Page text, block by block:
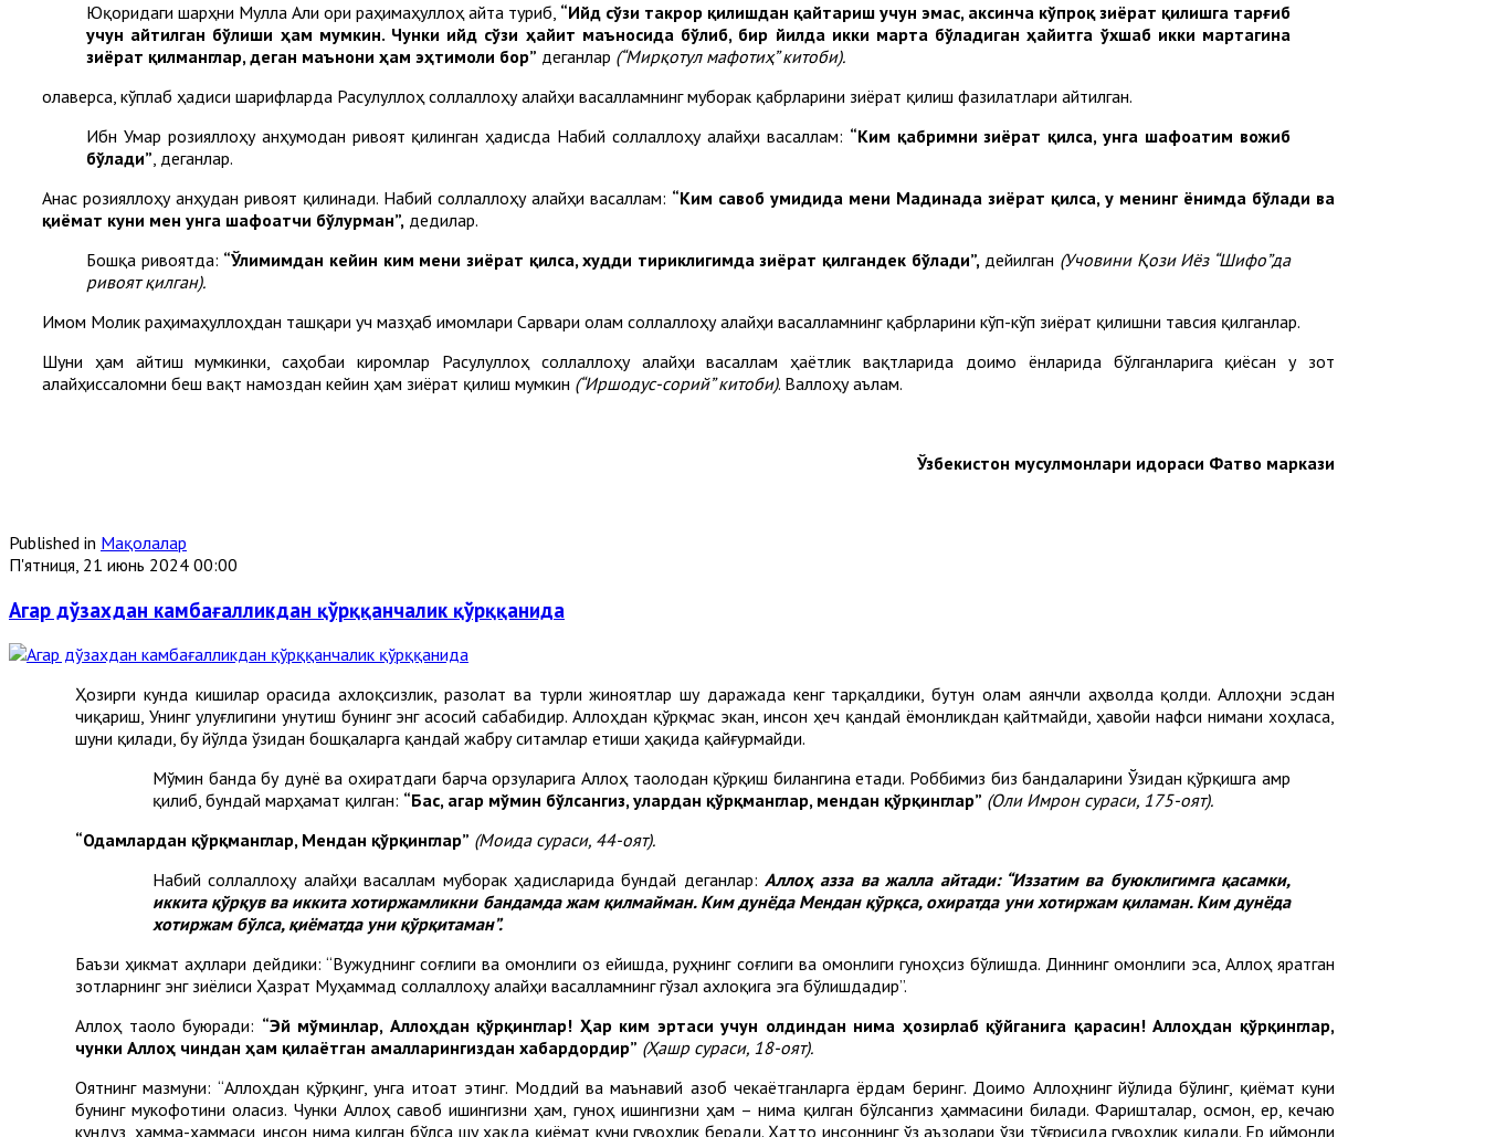
Юқоридаги шарҳни Мулла Али Қори раҳимаҳуллоҳ айта туриб, “Ийд сўзи такрор қилишдан қайтариш учун эмас, аксинча кўпроқ зиёрат қилишга тарғиб
учун айтилган бўлиши ҳам мумкин. Чунки ийд сўзи ҳайит маъносида бўлиб, бир йилда икки марта бўладиган ҳайитга ўхшаб икки мартагина
зиёрат қилманглар, деган маънони ҳам эҳтимоли бор” деганлар (“Мирқотул мафотиҳ” китоби).
Қолаверса, кўплаб ҳадиси шарифларда Расулуллоҳ соллаллоҳу алайҳи васалламнинг муборак қабрларини зиёрат қилиш фазилатлари айтилган.
Ибн Умар розияллоҳу анҳумодан ривоят қилинган ҳадисда Набий соллаллоҳу алайҳи васаллам: “Ким қабримни зиёрат қилса, унга шафоатим вожиб
бўлади”, деганлар.
Анас розияллоҳу анҳудан ривоят қилинади. Набий соллаллоҳу алайҳи васаллам: “Ким савоб умидида мени Мадинада зиёрат қилса, у менинг ёнимда бўлади ва
қиёмат куни мен унга шафоатчи бўлурман”, дедилар.
Бошқа ривоятда: “Ўлимимдан кейин ким мени зиёрат қилса, худди тириклигимда зиёрат қилгандек бўлади”,дейилган (Учовини Қози Иёз “Шифо”да
ривоят қилган).
Имом Молик раҳимаҳуллоҳдан ташқари уч мазҳаб имомлари Сарвари олам соллаллоҳу алайҳи васалламнинг қабрларини кўп-кўп зиёрат қилишни тавсия қилганлар.
Шуни ҳам айтиш мумкинки, саҳобаи киромлар Расулуллоҳ соллаллоҳу алайҳи васаллам ҳаётлик вақтларида доимо ёнларида бўлганларига қиёсан у зот
алайҳиссаломни беш вақт намоздан кейин ҳам зиёрат қилиш мумкин (“Иршодус-сорий” китоби). Валлоҳу аълам.
Ўзбекистон мусулмонлари идораси Фатво маркази
Published in Мақолалар
П'ятниця, 21 июнь 2024 00:00
Агар дўзахдан камбағалликдан қўрққанчалик қўрққанида
Ҳозирги кунда кишилар орасида ахлоқсизлик, разолат ва турли жиноятлар шу даражада кенг тарқалдики, бутун олам аянчли аҳволда қолди. Аллоҳни эсдан
чиқариш, Унинг улуғлигини унутиш бунинг энг асосий сабабидир. Аллоҳдан қўрқмас экан, инсон ҳеч қандай ёмонликдан қайтмайди, ҳавойи нафси нимани хоҳласа,
шуни қилади, бу йўлда ўзидан бошқаларга қандай жабру ситамлар етиши ҳақида қайғурмайди.
Мўмин банда бу дунё ва охиратдаги барча орзуларига Аллоҳ таолодан қўрқиш билангина етади. Роббимиз биз бандаларини Ўзидан қўрқишга амр
қилиб, бундай марҳамат қилган: “Бас, агар мўмин бўлсангиз, улардан қўрқманглар, мендан қўрқинглар” (Оли Имрон сураси, 175-оят).
“Одамлардан қўрқманглар, Мендан қўрқинглар” (Моида сураси, 44-оят).
Набий соллаллоҳу алайҳи васаллам муборак ҳадисларида бундай деганлар: Аллоҳ азза ва жалла айтади: “Иззатим ва буюклигимга қасамки,
иккита қўрқув ва иккита хотиржамликни бандамда жам қилмайман. Ким дунёда Мендан қўрқса, охиратда уни хотиржам қиламан. Ким дунёда
хотиржам бўлса, қиёматда уни қўрқитаман”.
Баъзи ҳикмат аҳллари дейдики: “Вужуднинг соғлиги ва омонлиги оз ейишда, руҳнинг соғлиги ва омонлиги гуноҳсиз бўлишда. Диннинг омонлиги эса, Аллоҳ яратган
зотларнинг энг зиёлиси Ҳазрат Муҳаммад соллаллоҳу алайҳи васалламнинг гўзал ахлоқига эга бўлишдадир”.
Аллоҳ таоло буюради: “Эй мўминлар, Аллоҳдан қўрқинглар! Ҳар ким эртаси учун олдиндан нима ҳозирлаб қўйганига қарасин! Аллоҳдан қўрқинглар,
чунки Аллоҳ чиндан ҳам қилаётган амалларингиздан хабардордир” (Ҳашр сураси, 18-оят).
Оятнинг мазмуни: “Аллоҳдан қўрқинг, унга итоат этинг. Моддий ва маънавий азоб чекаётганларга ёрдам беринг. Доимо Аллоҳнинг йўлида бўлинг, қиёмат куни
бунинг мукофотини оласиз. Чунки Аллоҳ савоб ишингизни ҳам, гуноҳ ишингизни ҳам – нима қилган бўлсангиз ҳаммасини билади. Фаришталар, осмон, ер, кечаю
кундуз, ҳамма-ҳаммаси, инсон нима қилган бўлса шу ҳақда қиёмат куни гувоҳлик беради. Ҳатто инсоннинг ўз аъзолари ўзи тўғрисида гувоҳлик қилади. Ер иймонли